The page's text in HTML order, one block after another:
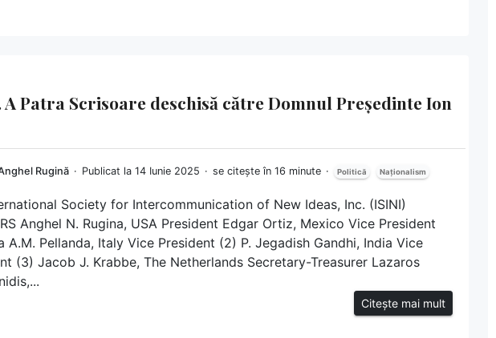
A Patra Scrisoare deschisă către Domnul Președinte Ion
Rugină Publicat la 14 Iunie 2025 se citește în 16 minute Politică Naționalism
Society for Intercommunication of New Ideas, Inc. (ISINI)
Anghel N. Rugina, USA President Edgar Ortiz, Mexico Vice President
A.M. Pellanda, Italy Vice President (2) P. Jegadish Gandhi, India Vice
(3) Jacob J. Krabbe, The Netherlands Secretary-Treasurer Lazaros
Citește mai mult